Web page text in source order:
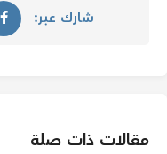
شارك عبر:
مقالات ذات صلة